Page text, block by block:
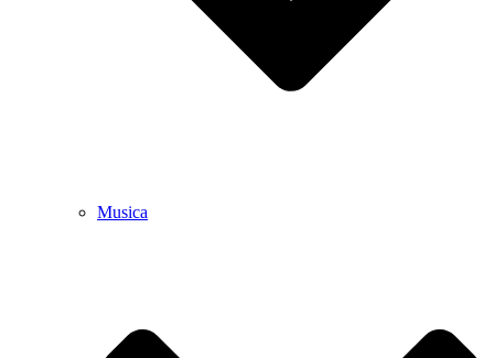
Musica